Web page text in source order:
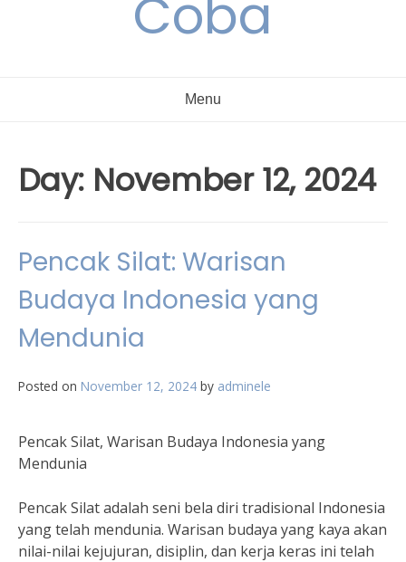
Coba
Menu
Day: November 12, 2024
Pencak Silat: Warisan
Budaya Indonesia yang
Mendunia
Posted on November 12, 2024 by adminele
Pencak Silat, Warisan Budaya Indonesia yang
Mendunia
Pencak Silat adalah seni bela diri tradisional Indonesia
yang telah mendunia. Warisan budaya yang kaya akan
nilai-nilai kejujuran, disiplin, dan kerja keras ini telah